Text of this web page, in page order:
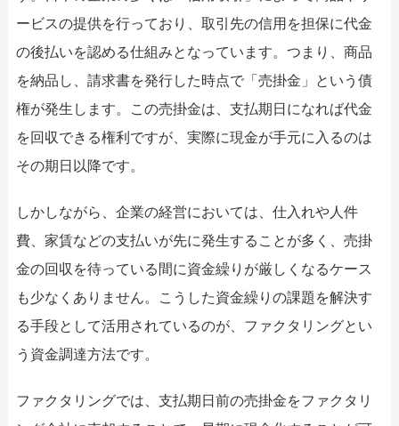
ービスの提供を行っており、取引先の信用を担保に代金
の後払いを認める仕組みとなっています。つまり、商品
を納品し、請求書を発行した時点で「売掛金」という債
権が発生します。この売掛金は、支払期日になれば代金
を回収できる権利ですが、実際に現金が手元に入るのは
その期日以降です。
しかしながら、企業の経営においては、仕入れや人件
費、家賃などの支払いが先に発生することが多く、売掛
金の回収を待っている間に資金繰りが厳しくなるケース
も少なくありません。こうした資金繰りの課題を解決す
る手段として活用されているのが、ファクタリングとい
う資金調達方法です。
ファクタリングでは、支払期日前の売掛金をファクタリ